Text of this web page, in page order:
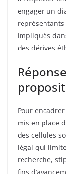
engager un
impliqués
des dérives
Pour
mis en place
des cellules
légal qui
recherche,
fins